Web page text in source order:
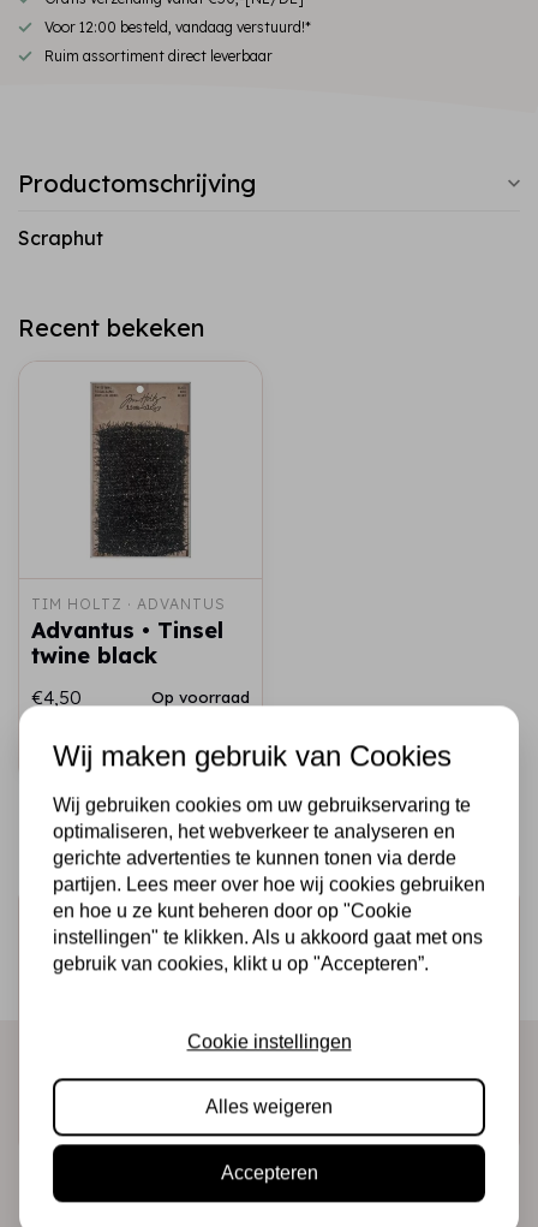
Voor 12:00 besteld, vandaag verstuurd!*
Ruim assortiment direct leverbaar
Productomschrijving
Scraphut
Recent bekeken
TIM HOLTZ · ADVANTUS
Advantus • Tinsel
twine black
€4,50 Op voorraad
Snel toevoegen
Schrijf je in voor de nieuwsbrief
Ontvang als eerste onze actie en nieuwe producten
Wij maken gebruik van Cookies
Wij gebruiken cookies om uw gebruikservaring te
optimaliseren, het webverkeer te analyseren en
gerichte advertenties te kunnen tonen via derde
partijen. Lees meer over hoe wij cookies gebruiken
en hoe u ze kunt beheren door op "Cookie
instellingen" te klikken. Als u akkoord gaat met ons
gebruik van cookies, klikt u op "Accepteren”.
Cookie instellingen
Alles weigeren
Accepteren